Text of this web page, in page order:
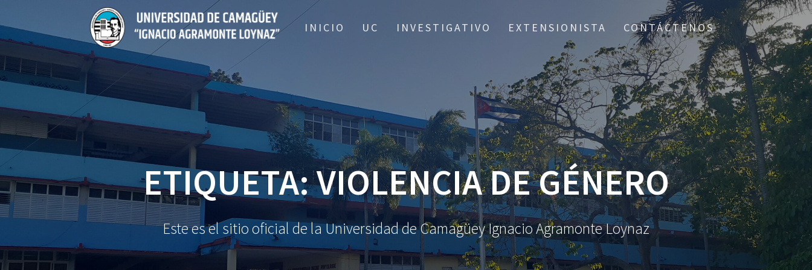
contenido
INICIO UC INVESTIGATIVO EXTENSIONISTA CONTÁCTENOS
ETIQUETA:VIOLENCIA DE GÉNERO
Este es el sitio oficial de la Universidad de Camagüey Ignacio Agramonte Loynaz